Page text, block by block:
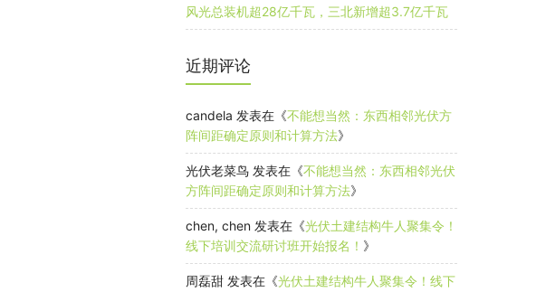
风光总装机超28亿千瓦，三北新增超3.7亿千瓦
近期评论
candela 发表在《不能想当然：东西相邻光伏方
阵间距确定原则和计算方法》
光伏老菜鸟 发表在《不能想当然：东西相邻光伏
方阵间距确定原则和计算方法》
chen, chen 发表在《光伏土建结构牛人聚集令！
线下培训交流研讨班开始报名！ 》
周磊甜 发表在《光伏土建结构牛人聚集令！线下